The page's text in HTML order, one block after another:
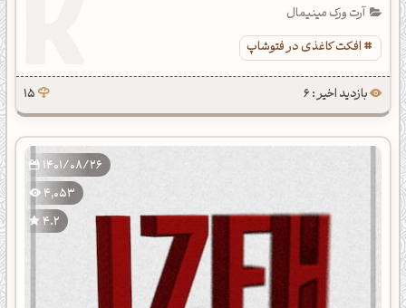
آرت ورک مینیمال
افکت کاغذی در فتوشاپ
بازدید اخیر : 6 15
1401/08/26
4,053
4.2